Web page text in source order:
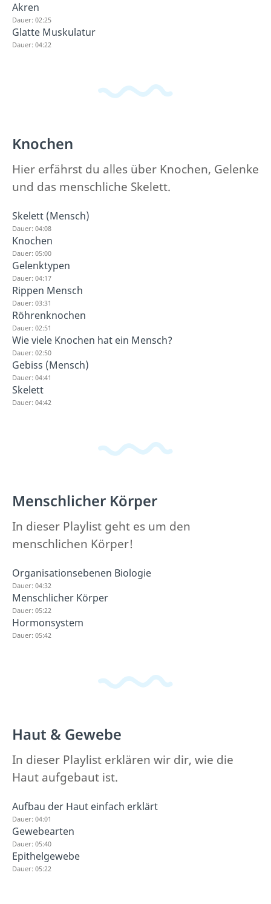
Akren
Dauer: 02:25
Glatte Muskulatur
Dauer: 04:22
Knochen
Hier erfährst du alles über Knochen, Gelenke
und das menschliche Skelett.
Skelett (Mensch)
Dauer: 04:08
Knochen
Dauer: 05:00
Gelenktypen
Dauer: 04:17
Rippen Mensch
Dauer: 03:31
Röhrenknochen
Dauer: 02:51
Wie viele Knochen hat ein Mensch?
Dauer: 02:50
Gebiss (Mensch)
Dauer: 04:41
Skelett
Dauer: 04:42
Menschlicher Körper
In dieser Playlist geht es um den
menschlichen Körper!
Organisationsebenen Biologie
Dauer: 04:32
Menschlicher Körper
Dauer: 05:22
Hormonsystem
Dauer: 05:42
Haut & Gewebe
In dieser Playlist erklären wir dir, wie die
Haut aufgebaut ist.
Aufbau der Haut einfach erklärt
Dauer: 04:01
Gewebearten
Dauer: 05:40
Epithelgewebe
Dauer: 05:22